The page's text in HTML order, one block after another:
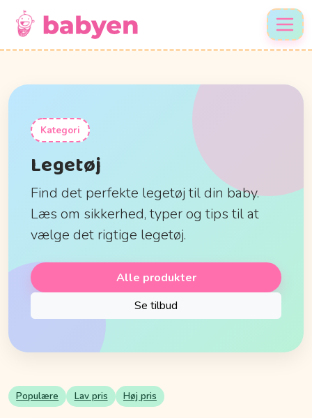
Kategori
Legetøj
Find det perfekte legetøj til din baby.
Læs om sikkerhed, typer og tips til at
vælge det rigtige legetøj.
Alle produkter
Se tilbud
Populære Lav pris Høj pris